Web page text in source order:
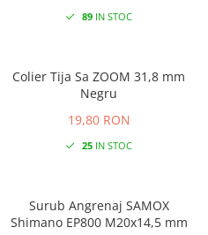
89IN STOC
Colier Tija Sa ZOOM 31,8 mm
Negru
19,80 RON
25IN STOC
Surub Angrenaj SAMOX
Shimano EP800 M20x14,5 mm